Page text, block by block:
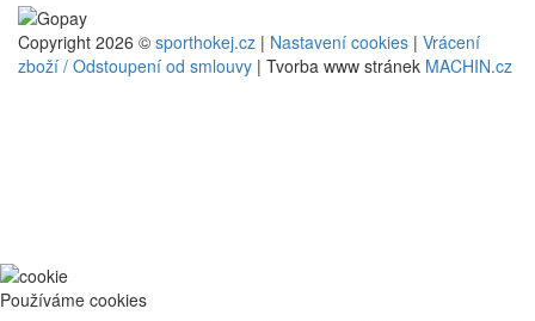
Copyright 2026 © sporthokej.cz | Nastavení cookies | Vrácení
zboží / Odstoupení od smlouvy | Tvorba www stránek MACHIN.cz
Používáme cookies